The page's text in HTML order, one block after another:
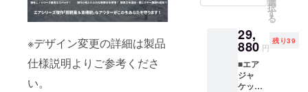
※デザイン変更の詳細は製品
仕様説明よりご参考くださ
い。
す。
解ご了
承をい
ただい
た上、
応援く
ださい
※カラー
灰の2色
になり
ます。
※価格は
消費税
込みで
択
す
る
29,
880 円
残り39
■エア
ジャ
ケット